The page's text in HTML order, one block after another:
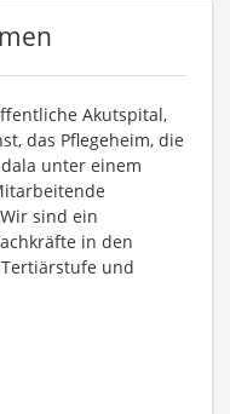
Akutspital,
das Pflegeheim, die
unter einem
sind ein
in den
und